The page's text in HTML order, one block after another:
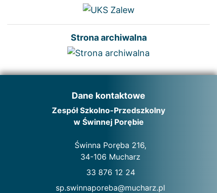
Strona archiwalna
Dane kontaktowe
Zespół Szkolno-Przedszkolny
w Świnnej Porębie
Świnna Poręba 216,
34-106 Mucharz
33 876 12 24
sp.swinnaporeba@mucharz.pl